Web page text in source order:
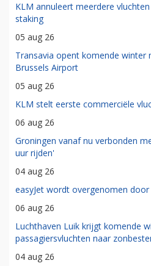
KLM annuleert meerdere
staking
05 aug 26
Transavia opent komende winter
Brussels Airport
05 aug 26
KLM stelt eerste commerciële
06 aug 26
Groningen vanaf nu verbonden
uur rijden'
04 aug 26
easyJet wordt overgenomen
06 aug 26
Luchthaven Luik krijgt komende
passagiersvluchten naar
04 aug 26